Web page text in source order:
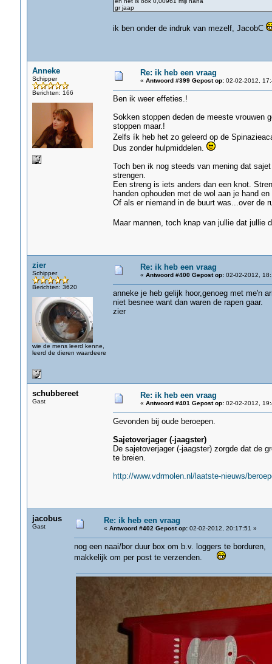
gr jaap
ik ben onder de indruk van mezelf, JacobC
Anneke
Schipper
Berichten: 166
Re: ik heb een vraag
« Antwoord #399 Gepost op:02-02-2012,
Ben ik weer effeties.!
Sokken stoppen deden de meeste vrouwen
stoppen maar.!
Zelfs ík heb het zo geleerd op de
Dus zonder hulpmiddelen.
Toch ben ik nog steeds van mening dat
strengen.
Een streng is iets anders dan een knot.
handen ophouden met de wol aan je hand
Of als er niemand in de buurt was...over de
Maar mannen, toch knap van jullie dat
zier
Schipper
Berichten: 3620
wie de mens leerd kenne,
leerd de dieren waardeere
Re: ik heb een vraag
« Antwoord #400 Gepost op:02-02-2012,
anneke je heb gelijk hoor,genoeg met me'n
niet besnee want dan waren de rapen gaar.
zier
schubbereet
Gast
Re: ik heb een vraag
« Antwoord #401 Gepost op:02-02-2012,
Gevonden bij oude beroepen.
Sajetoverjager (-jaagster)
De sajetoverjager (-jaagster) zorgde dat de
te breien.
http://www.vdrmolen.nl/laatste-nieuws/
jacobus
Gast
Re: ik heb een vraag
« Antwoord #402 Gepost op:02-02-2012, 20:17:51 »
nog een naai/bor duur box om b.v. loggers te borduren,
makkelijk om per post te verzenden.